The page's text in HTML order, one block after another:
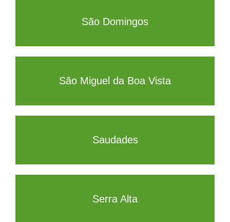
São Domingos
São Miguel da Boa Vista
Saudades
Serra Alta